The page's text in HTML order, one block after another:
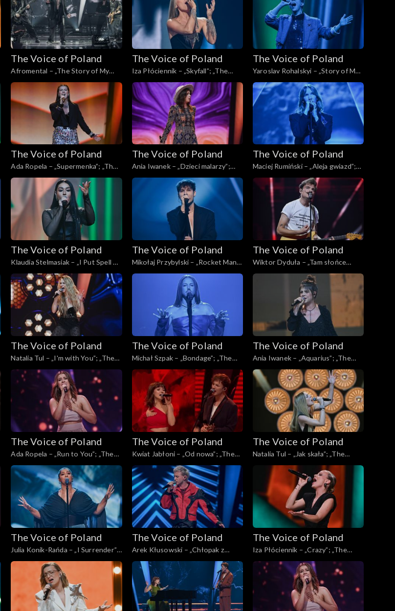
The Voice of Poland
Afromental – „The Story of My
Life”; „The Voice of Poland”, Live,
23 listopada 2024
The Voice of Poland
Iza Płóciennik – „Skyfall”; „The
Voice of Poland”, Live, 16 listopada
2024
The Voice of Poland
Yaroslav Rohalskyi – „Story of My
Life”; „The Voice of Poland”, Live,
16 listopada 2024
The Voice of Poland
Ada Ropela – „Supermenka”; „The
Voice of Poland”, Live, 16 listopada
The Voice of Poland
Ania Iwanek – „Dzieci malarzy”;
„The Voice of Poland”, Live, 16
listopada 2024
The Voice of Poland
Maciej Rumiński – „Aleja gwiazd”;
„The Voice of Poland”, Live, 16
listopada 2024
The Voice of Poland
Klaudia Stelmasiak – „I Put Spell on
You”; „The Voice of Poland”, Live,
16 listopada 2024
The Voice of Poland
Mikołaj Przybylski – „Rocket Man”;
„The Voice of Poland”, Live, 16
listopada 2024
The Voice of Poland
Wiktor Dyduła – „Tam słońce
gdzie my”; „The Voice of Poland”,
Live, 16 listopada 2024
The Voice of Poland
Natalia Tul – „I'm with You”; „The
Voice of Poland”, Live, 16 listopada
2024
The Voice of Poland
Michał Szpak – „Bondage”; „The
Voice of Poland”, Live, 16 listopada
2024
The Voice of Poland
Ania Iwanek – „Aquarius”; „The
Voice of Poland”, Live, 9 listopada
2024
The Voice of Poland
Ada Ropela – „Run to You”; „The
Voice of Poland”, Live, 9 listopada
2024
The Voice of Poland
Kwiat Jabłoni – „Od nowa”; „The
Voice of Poland”, Live, 9 listopada
2024
The Voice of Poland
Natalia Tul – „Jak skała”; „The
Voice of Poland”, Live, 9 listopada
The Voice of Poland
Julia Konik-Rańda – „I Surrender”;
„The Voice of Poland”, Live, 9
listopada 2024
The Voice of Poland
Arek Kłusowski – „Chłopak z
sąsiedztwa”; „The Voice of
Poland”, Live, 9 listopada 2024
The Voice of Poland
Iza Płóciennik – „Crazy”; „The
Voice of Poland”, Live, 9 listopada
2024